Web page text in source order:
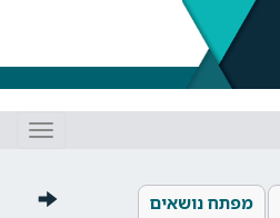
מפתח נושאים